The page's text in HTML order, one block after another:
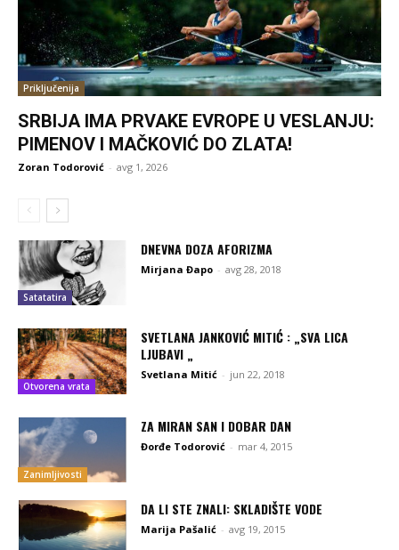
Priključenija
SRBIJA IMA PRVAKE EVROPE U VESLANJU:
PIMENOV I MAČKOVIĆ DO ZLATA!
Zoran Todorović - avg 1, 2026
Satatatira
DNEVNA DOZA AFORIZMA
Mirjana Đapo - avg 28, 2018
Otvorena vrata
SVETLANA JANKOVIĆ MITIĆ : „SVA LICA
LJUBAVI „
Svetlana Mitić - jun 22, 2018
Zanimljivosti
ZA MIRAN SAN I DOBAR DAN
Đorđe Todorović - mar 4, 2015
DA LI STE ZNALI: SKLADIŠTE VODE
Marija Pašalić - avg 19, 2015